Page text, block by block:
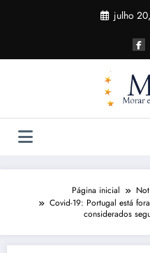
julho
Página inicial
Covid-19: Portugal está
considerados